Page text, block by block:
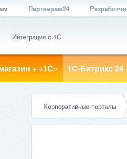
Партнерам24
Интеграция с 1С
+ «1С» 1С-Битрикс 24
Корпоративные порталы